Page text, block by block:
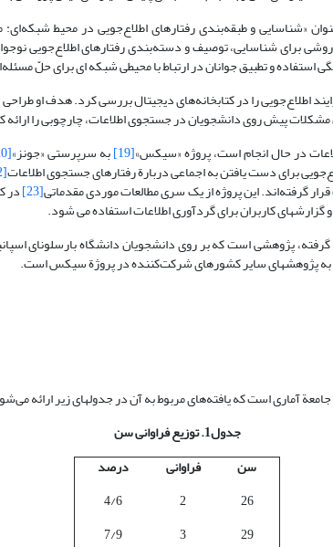
خود، با عنوان «شناسایی و طبقه‌بندی رفتارهای اطلاع‌جویی در محیط
برای شناسایی، توصیف و دسته‌بندی رفتارهای اطلاع‌جویی
استفاده و تطبیق جوانان در ارتباط با محیطی شبکه ای برای حلّ
اطلاع‌جویی را در کتابخانه‌های دیجیتال بررسی کرد. هدف او
مشکلات پیش روی دانشجویان در جستجوی اطلاعات، چارچوبی را ارائه
در حال انجام است، پروژه «سیکس»[19] به سرپرستی «جونز»[20]
برای دست یافتن به اجماعی دربارة رفتارهای جستجوی اطلاعات[22]
گرفته‌اند. این پروژه از یک سری مطالعات موردی مقدماتی[23] در
کاربران برای گردآوری اطلاعات استفاده می شود.
به پژوهشهای سایر کشورهای شرکت‌کننده در پروژة سیکس است.
آماری است که یافته‌های مربوط به آن در جدولهای زیر ارائه
جدول1. توزیع فراوانی سن
سن
فراوانی
درصد
26
2
4/6
29
3
7/9